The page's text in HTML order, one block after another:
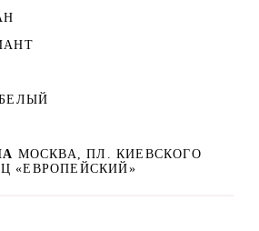
МОСКВА, ПЛ. КИЕВСКОГО
«ЕВРОПЕЙСКИЙ»